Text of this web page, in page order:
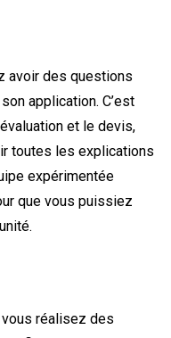
avoir des questions
application. C’est
et le devis,
toutes les explications
expérimentée
que vous puissiez
vous réalisez des